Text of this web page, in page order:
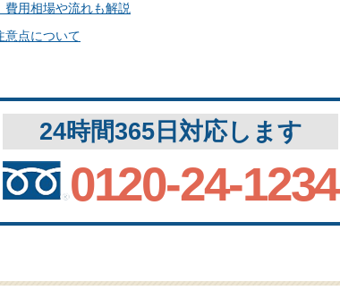
用相場や流れも解説
意点について
24時間365日対応します
0120-24-1234